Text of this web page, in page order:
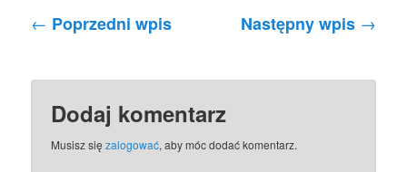
Nawigacja po wpisach
← Poprzedni wpis Następny wpis →
Dodaj komentarz
Musisz sięzalogować, aby móc dodać komentarz.